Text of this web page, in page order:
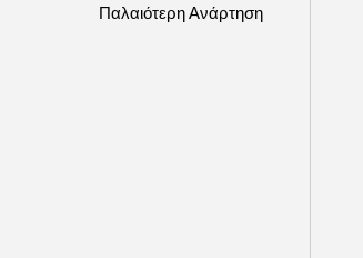
Παλαιότερη Ανάρτηση